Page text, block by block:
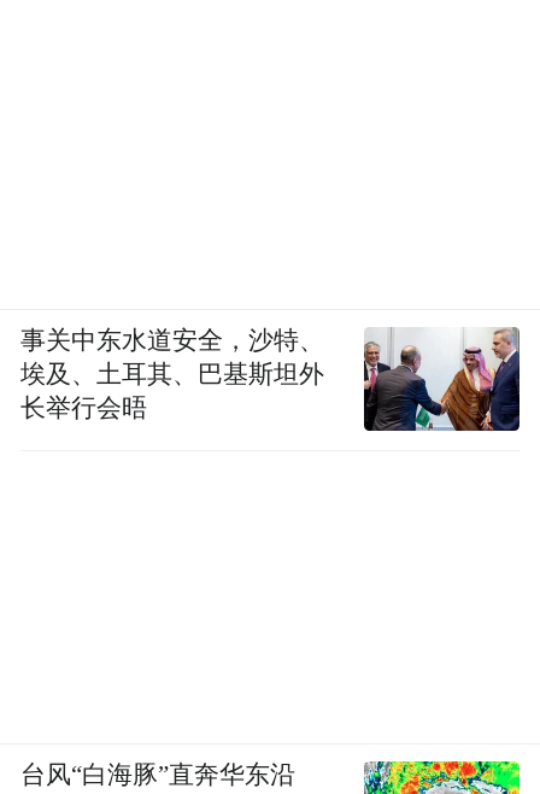
事关中东水道安全，沙特、
埃及、土耳其、巴基斯坦外
长举行会晤
台风“白海豚”直奔华东沿